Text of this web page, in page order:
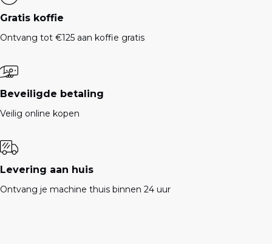
Gratis koffie
Ontvang tot €125 aan koffie gratis
Beveiligde betaling
Veilig online kopen
Levering aan huis
Ontvang je machine thuis binnen 24 uur